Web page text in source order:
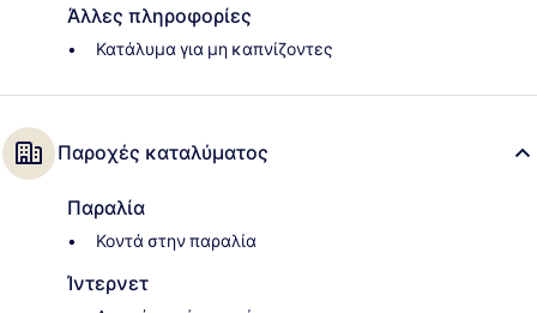
Άλλες πληροφορίες
Κατάλυμα για μη καπνίζοντες
Παροχές καταλύματος
Παραλία
Κοντά στην παραλία
Ίντερνετ